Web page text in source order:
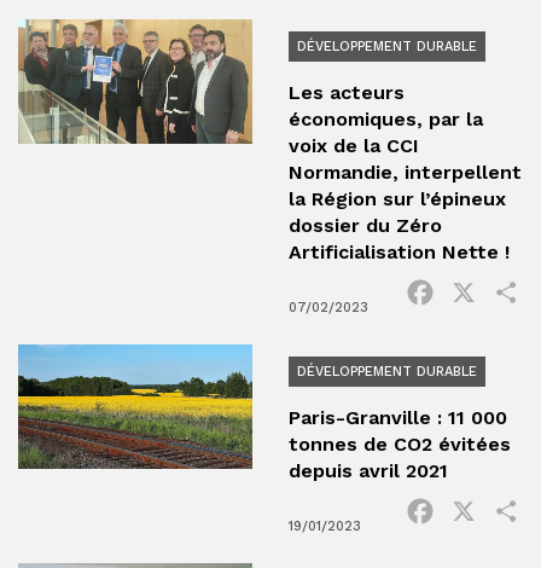
DÉVELOPPEMENT DURABLE
Les acteurs
économiques, par la
voix de la CCI
Normandie, interpellent
la Région sur l’épineux
dossier du Zéro
Artificialisation Nette !
07/02/2023
Facebook
DÉVELOPPEMENT DURABLE
Paris-Granville : 11 000
tonnes de CO2 évitées
depuis avril 2021
19/01/2023
Facebook